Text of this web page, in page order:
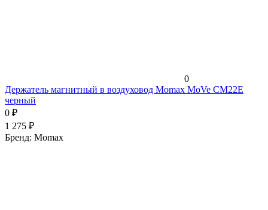
0
Держатель магнитный в воздуховод Momax MoVe CM22E
черный
0 ₽
1 275 ₽
Бренд: Momax